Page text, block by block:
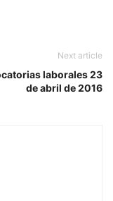
Next article
laborales 23
de abril de 2016